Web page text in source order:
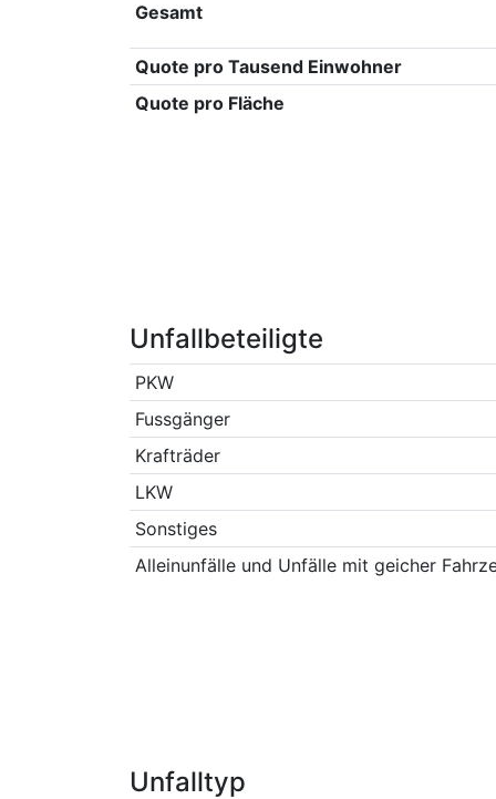
Gesamt
Quote pro Tausend Einwohner
Quote pro Fläche
Unfallbeteiligte
PKW
Fussgänger
Krafträder
LKW
Sonstiges
Alleinunfälle und Unfälle mit geicher
Unfalltyp